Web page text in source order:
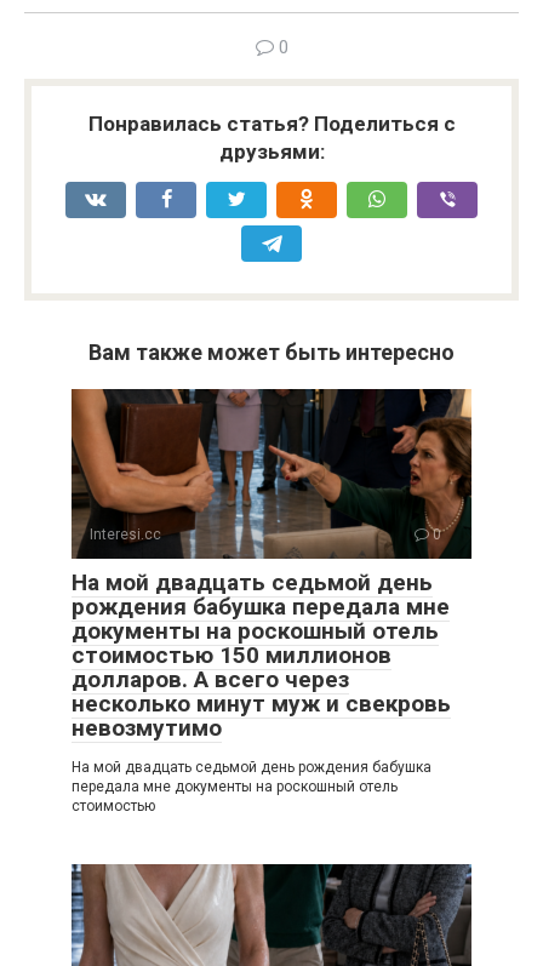
0
Понравилась статья? Поделиться с
друзьями:
Вам также может быть интересно
Interesi.cc 0
На мой двадцать седьмой день
рождения бабушка передала мне
документы на роскошный отель
стоимостью 150 миллионов
долларов. А всего через
несколько минут муж и свекровь
невозмутимо
На мой двадцать седьмой день рождения бабушка
передала мне документы на роскошный отель
стоимостью